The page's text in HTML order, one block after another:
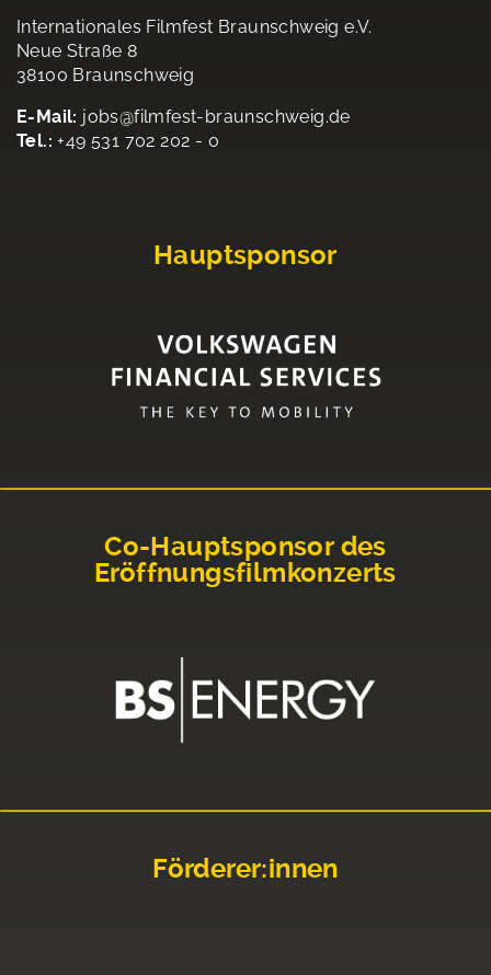
Internationales Filmfest Braunschweig e.V.
Neue Straße 8
38100 Braunschweig
E-Mail: jobs@filmfest-braunschweig.de
Tel.: +49 531 702 202 - 0
Hauptsponsor
Co-Hauptsponsor des
Eröffnungsfilmkonzerts
Förderer:innen